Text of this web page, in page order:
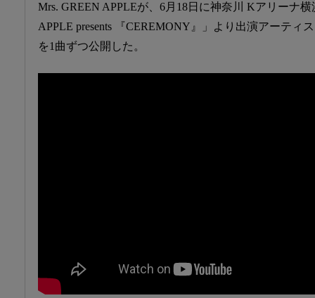
Mrs. GREEN APPLEが、6月18日に神奈川 Kアリーナ
APPLE presents 『CEREMONY』」より出演アーティ
を1曲ずつ公開した。